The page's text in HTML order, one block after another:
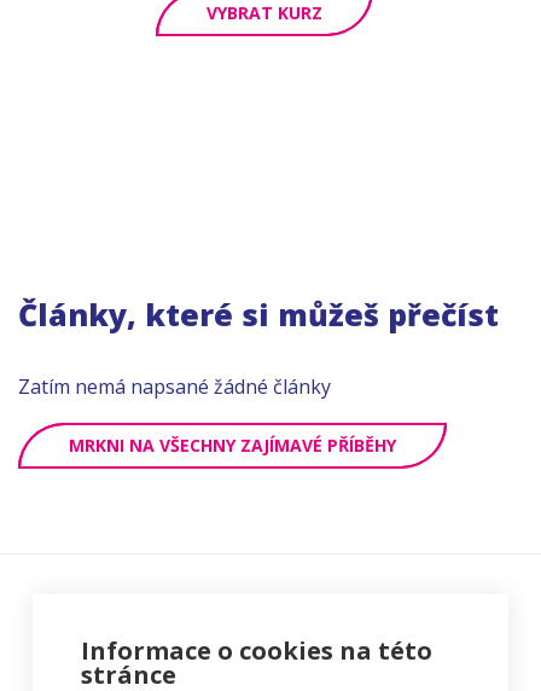
VYBRAT KURZ
Články, které si můžeš přečíst
Zatím nemá napsané žádné články
MRKNI NA VŠECHNY ZAJÍMAVÉ PŘÍBĚHY
Informace o cookies na této
stránce